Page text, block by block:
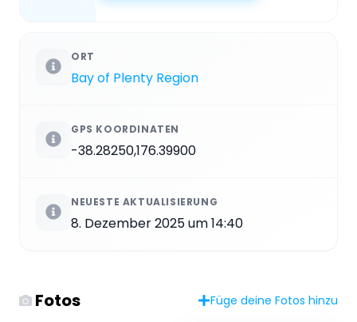
ORT
Bay of Plenty Region
GPS KOORDINATEN
-38.28250,176.39900
NEUESTE AKTUALISIERUNG
8. Dezember 2025 um 14:40
Fotos Füge deine Fotos hinzu